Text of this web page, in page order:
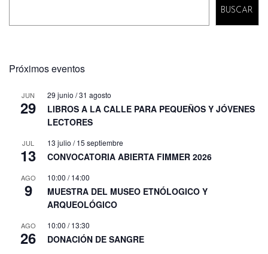
BUSCAR
Próximos eventos
JUN
29
29 junio /31 agosto
LIBROS A LA CALLE PARA PEQUEÑOS Y JÓVENES
LECTORES
JUL
13
13 julio /15 septiembre
CONVOCATORIA ABIERTA FIMMER 2026
AGO
9
10:00 /14:00
MUESTRA DEL MUSEO ETNÓLOGICO Y
ARQUEOLÓGICO
AGO
26
10:00 /13:30
DONACIÓN DE SANGRE